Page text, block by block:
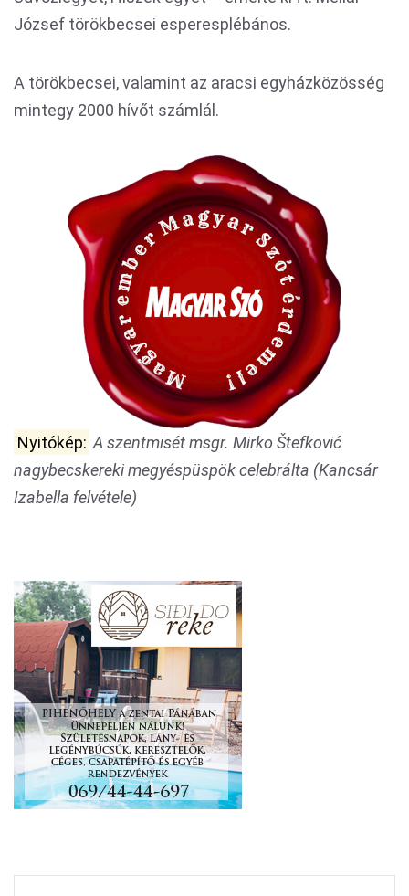
József törökbecsei esperesplébános.
A törökbecsei, valamint az aracsi egyházközösség
mintegy 2000 hívőt számlál.
Nyitókép: A szentmisét msgr. Mirko Štefković
nagybecskereki megyéspüspök celebrálta (Kancsár
Izabella felvétele)